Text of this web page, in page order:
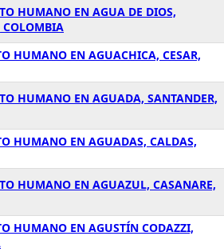
HUMANO EN AGUA DE DIOS,
HUMANO EN AGUACHICA, CESAR,
HUMANO EN AGUADA, SANTANDER,
HUMANO EN AGUADAS, CALDAS,
HUMANO EN AGUAZUL, CASANARE,
HUMANO EN AGUSTÍN CODAZZI,